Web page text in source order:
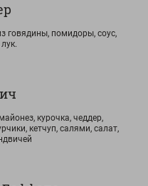
говядины, помидоры, соус,
курочка, чеддер,
кетчуп, салями, салат,